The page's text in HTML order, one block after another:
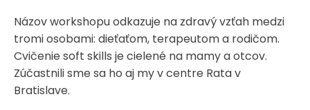
Názov workshopu odkazuje na zdravý vzťah medzi
tromi osobami: dieťaťom, terapeutom a rodičom.
Cvičenie soft skills je cielené na mamy a otcov.
Zúčastnili sme sa ho aj my v centre Rata v
Bratislave.